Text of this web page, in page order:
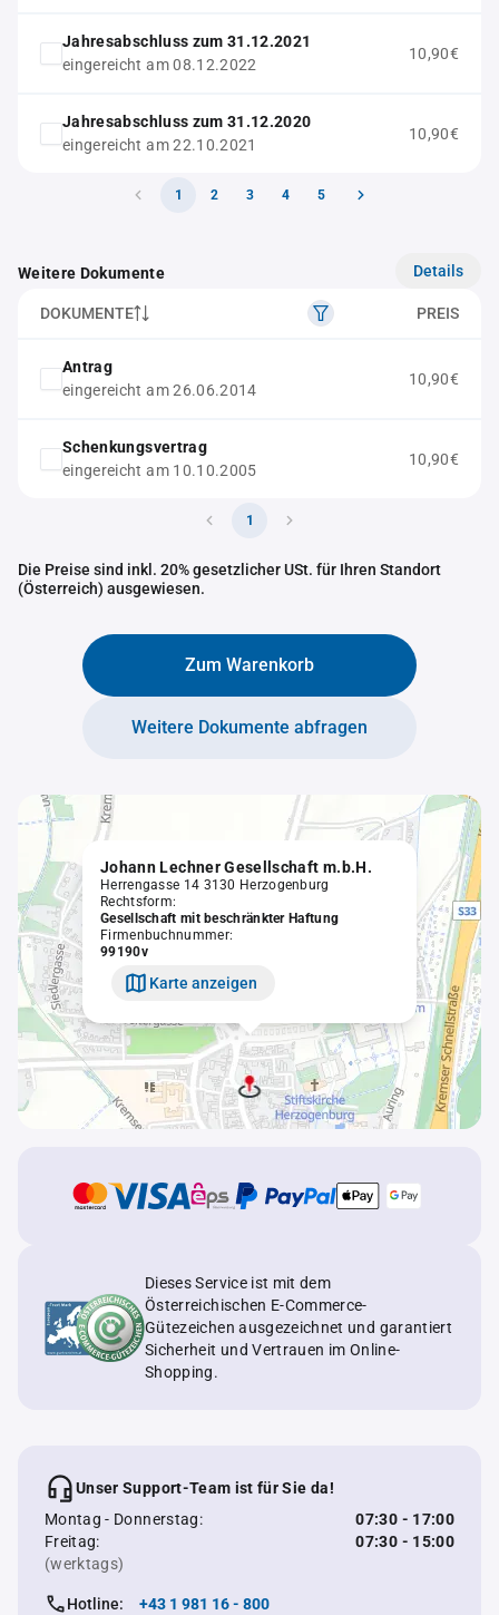
Jahresabschluss zum 31.12.2021
eingereicht am 08.12.2022
10,90€
Jahresabschluss zum 31.12.2020
eingereicht am 22.10.2021
10,90€
1 2 3 4 5
Weitere Dokumente Details
DOKUMENTE PREIS
Antrag
eingereicht am 26.06.2014
10,90€
Schenkungsvertrag
eingereicht am 10.10.2005
10,90€
1
Die Preise sind inkl. 20% gesetzlicher USt. für Ihren Standort
(Österreich) ausgewiesen.
Zum Warenkorb
Weitere Dokumente abfragen
Johann Lechner Gesellschaft m.b.H.
Herrengasse 14 3130 Herzogenburg
Rechtsform:
Gesellschaft mit beschränkter Haftung
Firmenbuchnummer:
99190v
Karte anzeigen
Dieses Service ist mit dem
Österreichischen E-Commerce-
Gütezeichen ausgezeichnet und garantiert
Sicherheit und Vertrauen im Online-
Shopping.
Unser Support-Team ist für Sie da!
Montag - Donnerstag:
07:30 - 17:00
Freitag:
07:30 - 15:00
(werktags)
Hotline: +43 1 981 16 - 800